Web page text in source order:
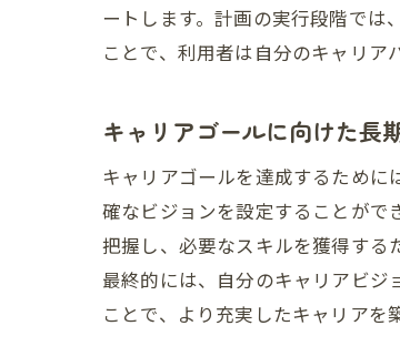
ートします。計画の実行段階で
ことで、利用者は自分のキャリア
キャリアゴールに向けた長
キャリアゴールを達成するため
確なビジョンを設定することがで
把握し、必要なスキルを獲得する
最終的には、自分のキャリアビジ
ことで、より充実したキャリアを